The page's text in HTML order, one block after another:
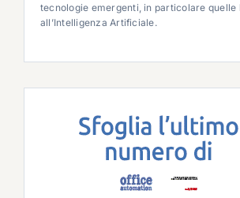
tecnologie emergenti, in particolare quelle
all’Intelligenza Artificiale.